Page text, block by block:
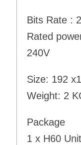
Bits Rate :
Rated
240V
Size: 192
Weight: 2
Package
1 x H60 Unit